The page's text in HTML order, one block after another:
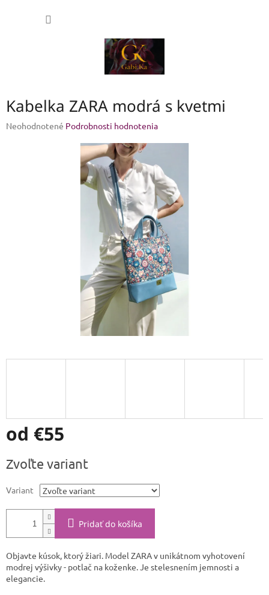
Kabelka ZARA modrá s kvetmi
Priemerné
Neohodnotené Podrobnosti hodnotenia
od €55
cena:
Zvoľte variant
Variant
Pridať do košíka
​Objavte kúsok, ktorý žiari. Model ZARA v unikátnom vyhotovení
modrej výšivky - potlač na koženke. Je stelesnením jemnosti a
elegancie.